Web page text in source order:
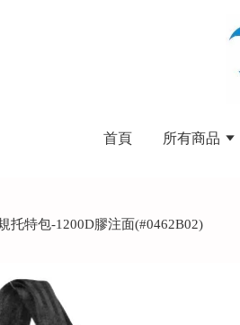
首頁 所有商品
托特包-1200D膠注面(#0462B02)